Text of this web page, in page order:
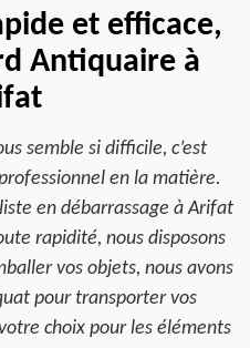
et efficace,
Antiquaire à
semble si difficile, c’est
en la matière.
en débarrassage à Arifat
rapidité, nous disposons
vos objets, nous avons
pour transporter vos
choix pour les éléments